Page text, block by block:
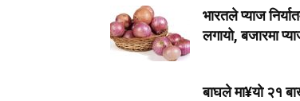
भारतले प्याज
लगायो, बजारमा
बाघले मा¥यो २१